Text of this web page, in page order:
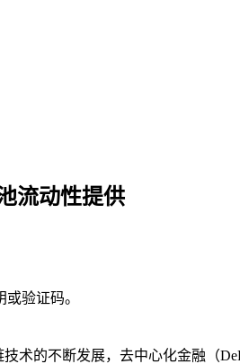
流动性提供
验证码。
术的不断发展，去中心化金融（